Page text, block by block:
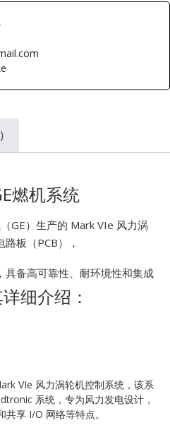
燃机系统
GE）生产的 Mark VIe 风力涡
板（PCB），
具备高可靠性、耐环境性和集成
细介绍：
VIe 风力涡轮机控制系统，该系
系统，专为风力发电设计，
享 I/O 网络等特点。